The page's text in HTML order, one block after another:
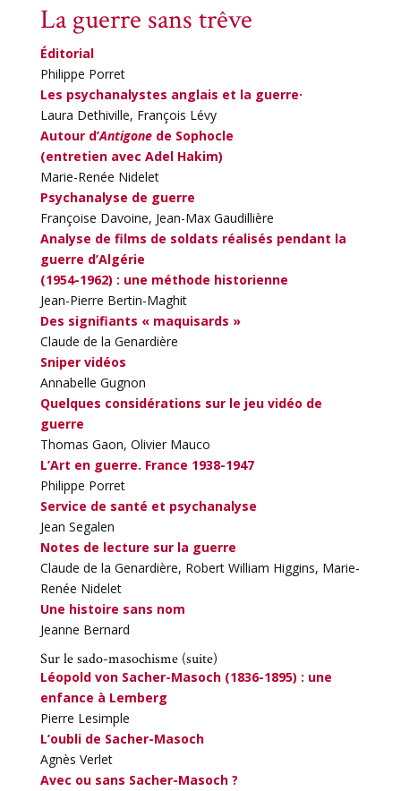
La guerre sans trêve
Éditorial
Philippe Porret
Les psychanalystes anglais et la guerre·
Laura Dethiville, François Lévy
Autour d’Antigonede Sophocle
(entretien avec Adel Hakim)
Marie-Renée Nidelet
Psychanalyse de guerre
Françoise Davoine, Jean-Max Gaudillière
Analyse de films de soldats réalisés pendant la
guerre d’Algérie
(1954-1962) : une méthode historienne
Jean-Pierre Bertin-Maghit
Des signifiants « maquisards »
Claude de la Genardière
Sniper vidéos
Annabelle Gugnon
Quelques considérations sur le jeu vidéo de
guerre
Thomas Gaon, Olivier Mauco
L’Art en guerre. France 1938-1947
Philippe Porret
Service de santé et psychanalyse
Jean Segalen
Notes de lecture sur la guerre
Claude de la Genardière, Robert William Higgins, Marie-
Renée Nidelet
Une histoire sans nom
Jeanne Bernard
Sur le sado-masochisme (suite)
Léopold von Sacher-Masoch (1836-1895) : une
enfance à Lemberg
Pierre Lesimple
L’oubli de Sacher-Masoch
Agnès Verlet
Avec ou sans Sacher-Masoch ?